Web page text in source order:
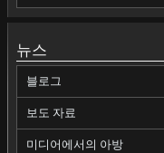
뉴스
블로그
보도 자료
미디어에서의 아방